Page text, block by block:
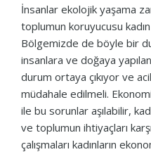
İnsanlar ekolojik yaşama
toplumun koruyucusu
Bölgemizde de böyle bir
insanlara ve doğaya
durum ortaya çıkıyor ve
müdahale edilmeli.
ile bu sorunlar aşılabilir,
ve toplumun ihtiyaçları
çalışmaları kadınların